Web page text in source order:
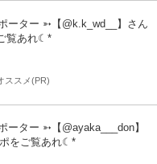
ーター ➳【@k.k_wd__】さん
覧あれ☾*
ススメ(PR)
ター ➳【@ayaka___don】
をご覧あれ☾*